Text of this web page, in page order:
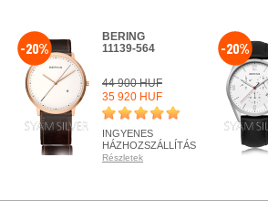
BERING
11139-564
44 900 HUF
35 920 HUF
-20%
INGYENES
HÁZHOZSZÁLLÍTÁS
Részletek
-20%